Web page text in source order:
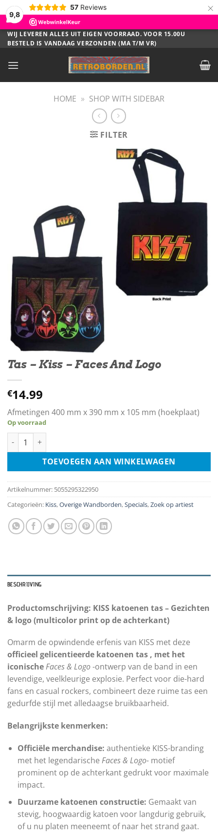
9,8
57 Reviews ×
Ga
naar
WIJ LEVEREN ALLES UIT EIGEN VOORRAAD. VOOR 15.00U
BESTELD IS VANDAAG VERZONDEN (MA T/M VR)
HOME » SHOP WITH SIDEBAR
FILTER
Tas – Kiss – Faces And Logo
€14.99
Afmetingen 400 mm x 390 mm x 105 mm (hoekplaat)
Op voorraad
Tas - Kiss - Faces And Logo aantal
TOEVOEGEN AAN WINKELWAGEN
Artikelnummer: 5055295322950
Categorieën: Kiss,Overige Wandborden,Specials,Zoek op artiest
BESCHRIJVING
Productomschrijving: KISS katoenen tas – Gezichten
& logo (multicolor print op de achterkant)
Omarm de opwindende erfenis van KISS met deze
officieel gelicentieerde katoenen tas , met het
iconischeFaces & Logo-ontwerp van de band in een
levendige, veelkleurige explosie. Perfect voor die-hard
fans en casual rockers, combineert deze ruime tas een
gedurfde stijl met alledaagse bruikbaarheid.
Belangrijkste kenmerken:
Officiële merchandise: authentieke KISS-branding
met het legendarische Faces & Logo-motief
prominent op de achterkant gedrukt voor maximale
impact.
Duurzame katoenen constructie: Gemaakt van
stevig, hoogwaardig katoen voor langdurig gebruik,
of u nu platen meeneemt of naar het strand gaat.